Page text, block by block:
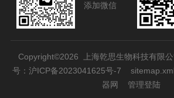
添加微信
Copyright©2026 上海乾思生物科技有限
号：沪ICP备2023041625号-7
sitemap.xml
器网
管理登陆